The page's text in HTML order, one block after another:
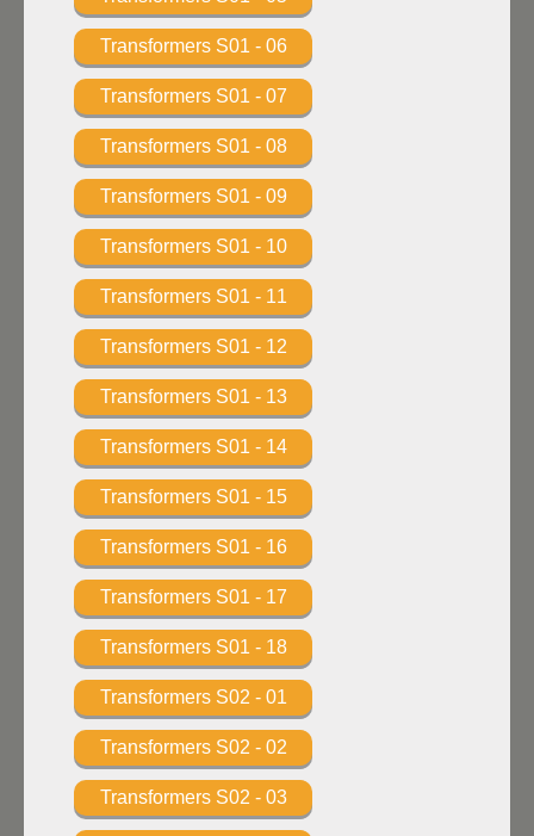
Transformers S01 - 06
Transformers S01 - 07
Transformers S01 - 08
Transformers S01 - 09
Transformers S01 - 10
Transformers S01 - 11
Transformers S01 - 12
Transformers S01 - 13
Transformers S01 - 14
Transformers S01 - 15
Transformers S01 - 16
Transformers S01 - 17
Transformers S01 - 18
Transformers S02 - 01
Transformers S02 - 02
Transformers S02 - 03